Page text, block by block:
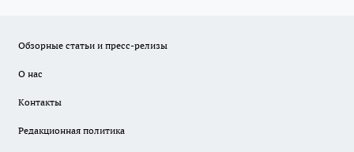
Обзорные статьи и пресс-релизы
О нас
Контакты
Редакционная политика